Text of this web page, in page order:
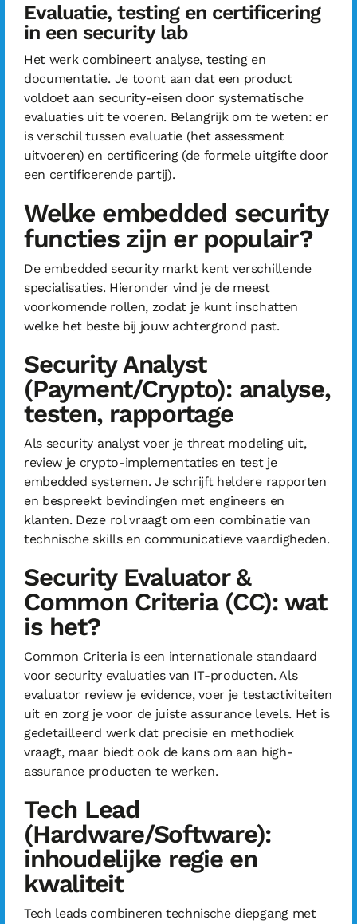
Evaluatie, testing en certificering
in een security lab
Het werk combineert analyse, testing en
documentatie. Je toont aan dat een product
voldoet aan security-eisen door systematische
evaluaties uit te voeren. Belangrijk om te weten: er
is verschil tussen evaluatie (het assessment
uitvoeren) en certificering (de formele uitgifte door
een certificerende partij).
Welke embedded security
functies zijn er populair?
De embedded security markt kent verschillende
specialisaties. Hieronder vind je de meest
voorkomende rollen, zodat je kunt inschatten
welke het beste bij jouw achtergrond past.
Security Analyst
(Payment/Crypto): analyse,
testen, rapportage
Als security analyst voer je threat modeling uit,
review je crypto-implementaties en test je
embedded systemen. Je schrijft heldere rapporten
en bespreekt bevindingen met engineers en
klanten. Deze rol vraagt om een combinatie van
technische skills en communicatieve vaardigheden.
Security Evaluator &
Common Criteria (CC): wat
is het?
Common Criteria is een internationale standaard
voor security evaluaties van IT-producten. Als
evaluator review je evidence, voer je testactiviteiten
uit en zorg je voor de juiste assurance levels. Het is
gedetailleerd werk dat precisie en methodiek
vraagt, maar biedt ook de kans om aan high-
assurance producten te werken.
Tech Lead
(Hardware/Software):
inhoudelijke regie en
kwaliteit
Tech leads combineren technische diepgang met